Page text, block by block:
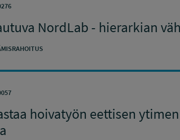
NordLab - hierarkian
hoivatyön eettisen